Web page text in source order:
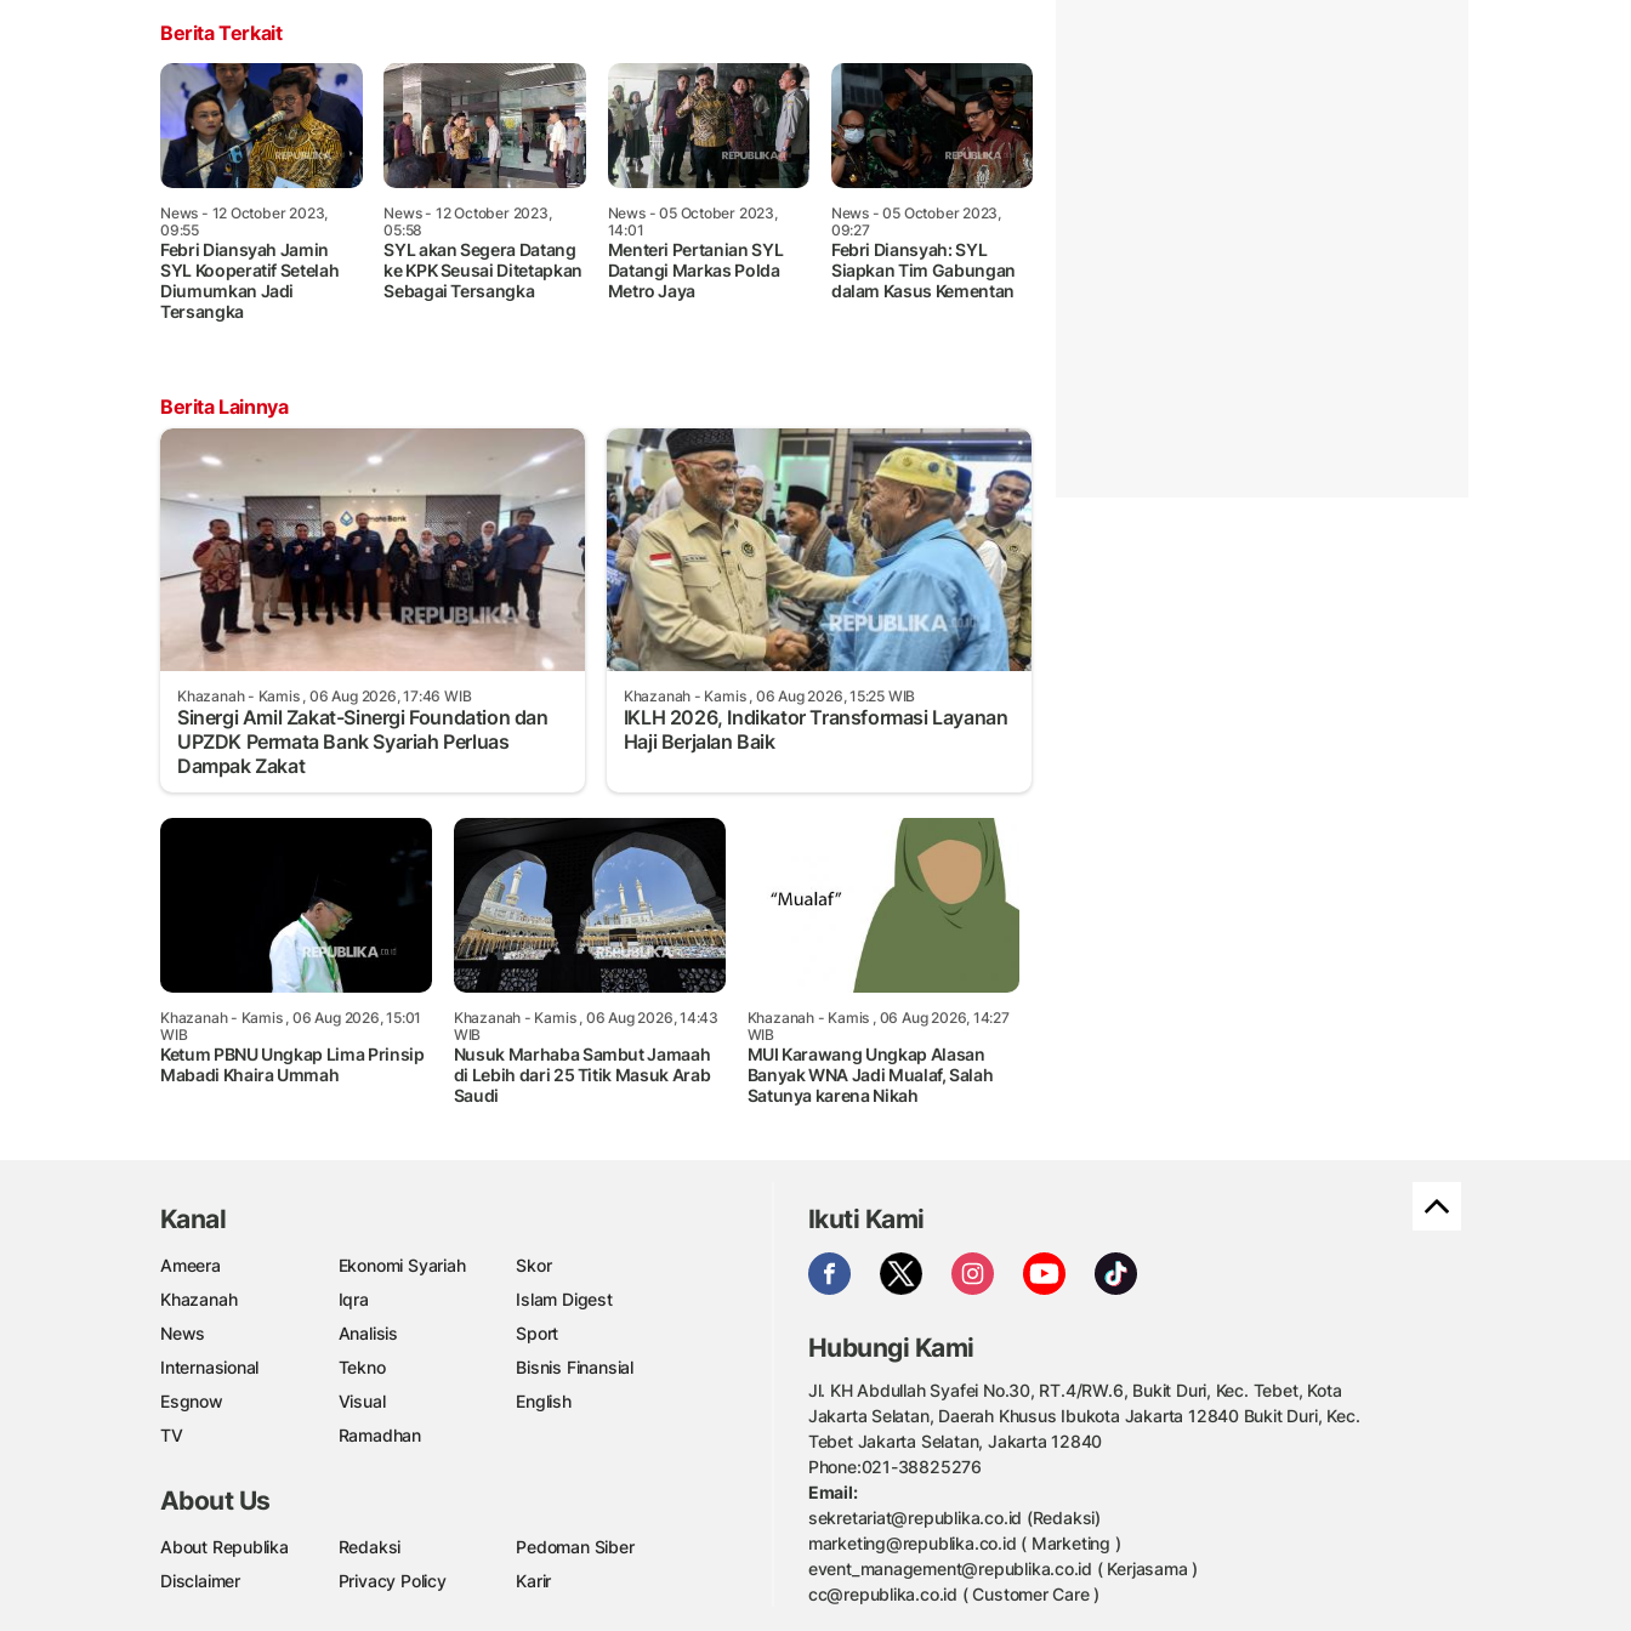
Berita Terkait
News - 12 October 2023,
09:55
Febri Diansyah Jamin
SYL Kooperatif Setelah
Diumumkan Jadi
Tersangka
News- 12 October 2023,
05:58
SYL akan Segera Datang
ke KPK Seusai Ditetapkan
Sebagai Tersangka
News- 05 October 2023,
14:01
Menteri Pertanian SYL
Datangi Markas Polda
Metro Jaya
News - 05 October 2023,
09:27
Febri Diansyah: SYL
Siapkan Tim Gabungan
dalam Kasus Kementan
Berita Lainnya
Khazanah- Kamis , 06 Aug 2026, 17:46 WIB
Sinergi Amil Zakat-Sinergi Foundation dan
UPZDK Permata Bank Syariah Perluas
Dampak Zakat
Khazanah - Kamis , 06 Aug 2026, 15:25 WIB
IKLH 2026, Indikator Transformasi Layanan
Haji Berjalan Baik
Khazanah- Kamis , 06 Aug 2026, 15:01
WIB
Ketum PBNU Ungkap Lima Prinsip
Mabadi Khaira Ummah
Khazanah - Kamis , 06 Aug 2026, 14:43
WIB
Nusuk Marhaba Sambut Jamaah
di Lebih dari 25 Titik Masuk Arab
Saudi
Khazanah- Kamis , 06 Aug 2026, 14:27
WIB
MUI Karawang Ungkap Alasan
Banyak WNA Jadi Mualaf, Salah
Satunya karena Nikah
Kanal
Ameera Ekonomi Syariah
Skor
Khazanah
Iqra
Islam Digest
News
Analisis
Sport
Internasional
Tekno
Bisnis Finansial
Esgnow
Visual
English
TV
Ramadhan
About Us
About Republika Redaksi
Pedoman Siber
Disclaimer
Privacy Policy Karir
Ikuti Kami
Hubungi Kami
Jl. KH Abdullah Syafei No.30, RT.4/RW.6, Bukit Duri, Kec. Tebet, Kota
Jakarta Selatan, Daerah Khusus Ibukota Jakarta 12840 Bukit Duri, Kec.
Tebet Jakarta Selatan, Jakarta 12840
Phone:021-38825276
Email:
sekretariat@republika.co.id (Redaksi)
marketing@republika.co.id ( Marketing )
event_management@republika.co.id ( Kerjasama )
cc@republika.co.id ( Customer Care )